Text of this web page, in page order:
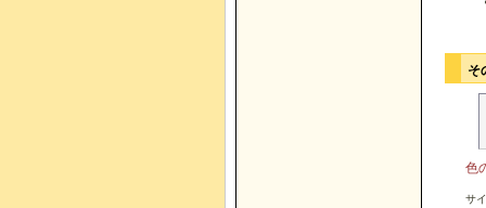
そ
色
サ